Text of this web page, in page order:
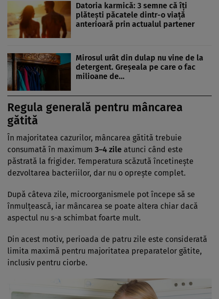
Datoria karmică: 3 semne că îți
plătești păcatele dintr-o viață
anterioară prin actualul partener
Mirosul urât din dulap nu vine de la
detergent. Greșeala pe care o fac
milioane de…
Regula generală pentru mâncarea
gătită
În majoritatea cazurilor, mâncarea gătită trebuie
consumată în maximum 3–4 zile atunci când este
păstrată la frigider. Temperatura scăzută încetinește
dezvoltarea bacteriilor, dar nu o oprește complet.
După câteva zile, microorganismele pot începe să se
înmulțească, iar mâncarea se poate altera chiar dacă
aspectul nu s-a schimbat foarte mult.
Din acest motiv, perioada de patru zile este considerată
limita maximă pentru majoritatea preparatelor gătite,
inclusiv pentru ciorbe.